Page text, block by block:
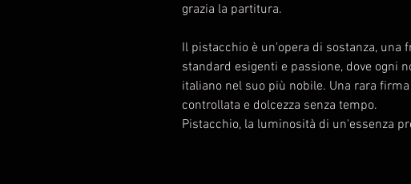
grazia la partitura.
Il pistacchio è un'opera di sostanza, una
standard esigenti e passione, dove ogni
italiano nel suo più nobile. Una rara
controllata e dolcezza senza tempo.
Pistacchio, la luminosità di un'essenza